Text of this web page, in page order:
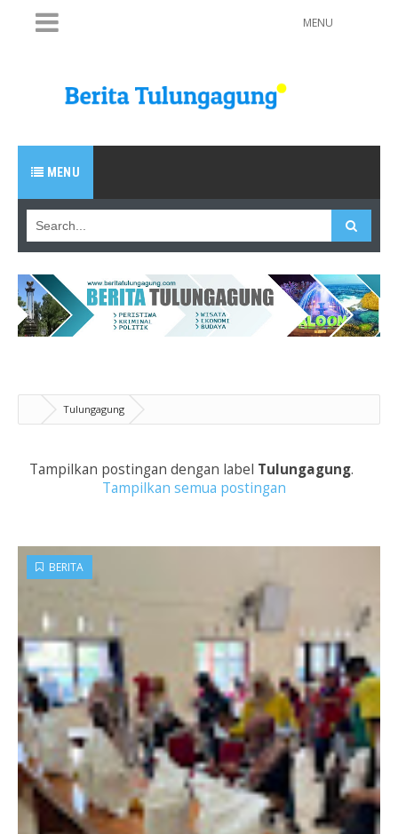
MENU
MENU
Tulungagung
Tampilkan postingan dengan label Tulungagung.
Tampilkan semua postingan
BERITA